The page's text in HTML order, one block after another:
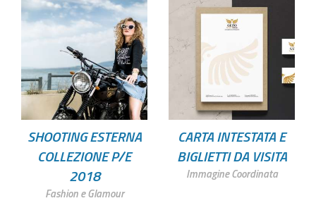
SHOOTING ESTERNA
COLLEZIONE P/E
2018
Fashion e Glamour
CARTA INTESTATA E
BIGLIETTI DA VISITA
Immagine Coordinata